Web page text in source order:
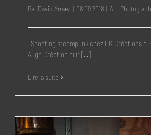
Par David Arraez | 08 09 2018 | Art,
Shooting steampunk chez DK Créations à
Auge Création cuir [...]
Lire la suite